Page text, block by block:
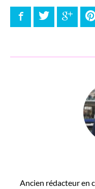
FacebookTwitter
Ancien rédacteur en